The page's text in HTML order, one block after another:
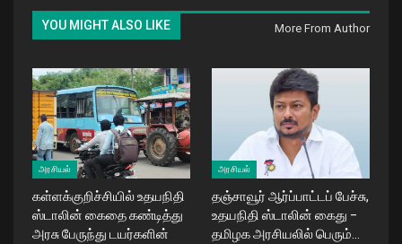
YOU MIGHT ALSO LIKE More From Author
அரசியல்
கள்ளக்குறிச்சியில் உதயநிதி
ஸ்டாலின் கைதை கண்டித்து
அரசு பேருந்து டயர்களின்
அரசியல்
தஞ்சாவூர் ஆர்ப்பாட்டப் பேச்சு,
உதயநிதி ஸ்டாலின் கைது –
தமிழக அரசியலில் பெரும்…